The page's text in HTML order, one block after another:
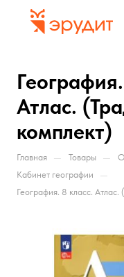
Атлас.
комплект)
Главная — Товары —
Кабинет географии —
География. 8 класс.